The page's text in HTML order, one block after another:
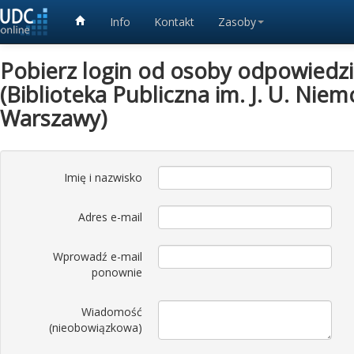
Info Kontakt Zasoby
Pobierz login od osoby
(Biblioteka Publiczna im. J. U.
Warszawy)
Imię i nazwisko
Adres e-mail
Wprowadź e-mail
ponownie
Wiadomość
(nieobowiązkowa)